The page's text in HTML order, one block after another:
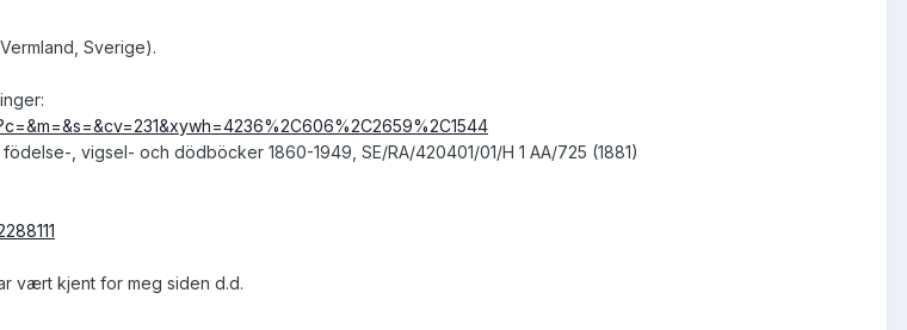
Sverige).
, vigsel- och dödböcker 1860-1949, SE/RA/420401/01/H 1 AA/725 (1881)
vært kjent for meg siden d.d.